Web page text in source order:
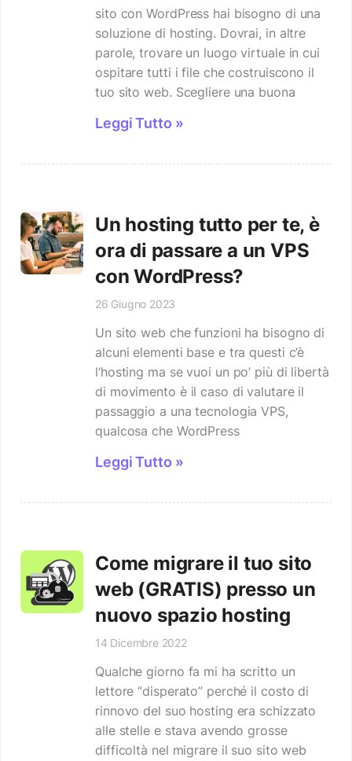
sito con WordPress hai bisogno di una
soluzione di hosting. Dovrai, in altre
parole, trovare un luogo virtuale in cui
ospitare tutti i file che costruiscono il
tuo sito web. Scegliere una buona
Leggi Tutto »
Un hosting tutto per te, è
ora di passare a un VPS
con WordPress?
26 Giugno 2023
Un sito web che funzioni ha bisogno di
alcuni elementi base e tra questi c’è
l’hosting ma se vuoi un po’ più di libertà
di movimento è il caso di valutare il
passaggio a una tecnologia VPS,
qualcosa che WordPress
Leggi Tutto »
Come migrare il tuo sito
web (GRATIS) presso un
nuovo spazio hosting
14 Dicembre 2022
Qualche giorno fa mi ha scritto un
lettore “disperato” perché il costo di
rinnovo del suo hosting era schizzato
alle stelle e stava avendo grosse
difficoltà nel migrare il suo sito web